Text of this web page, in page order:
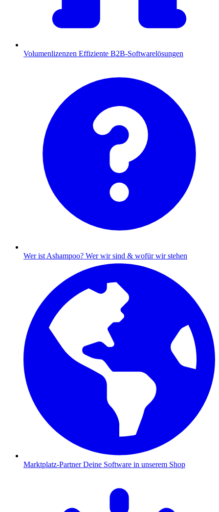
Volumenlizenzen Effiziente B2B-Softwarelösungen
Wer ist Ashampoo? Wer wir sind & wofür wir stehen
Marktplatz-Partner Deine Software in unserem Shop